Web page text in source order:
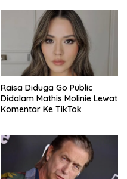
Raisa Diduga Go Public
Didalam Mathis Molinie Lewat
Komentar Ke TikTok